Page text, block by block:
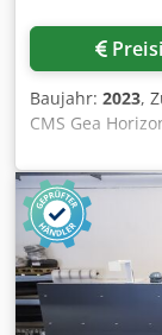
Baujahr: 2023,
CMS Gea
Z-Achse: 420
Elektrospindel
-
Auvaeyoha -